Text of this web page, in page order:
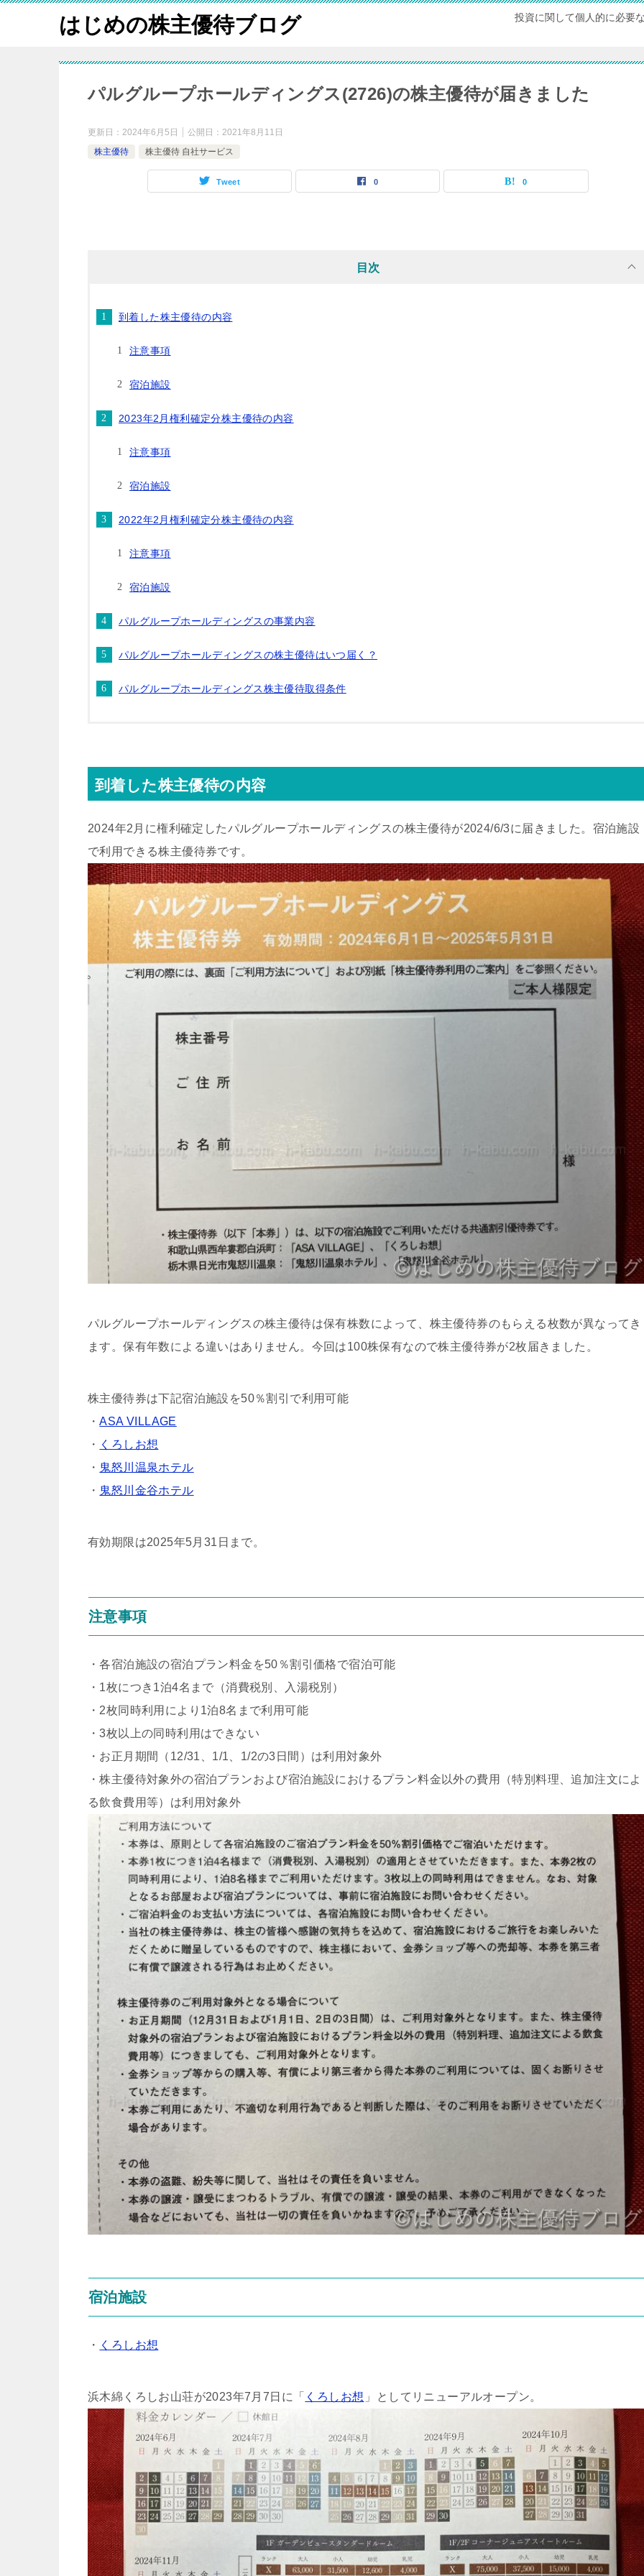
はじめの株主優待ブログ 投資に関して個人的に必要
パルグループホールディングス(2726)の株主優待が届きました
更新日： 2024年6月5日 公開日： 2021年8月11日
株主優待
株主優待 自社サービス
Tweet 0 0
目次
到着した株主優待の内容
注意事項
宿泊施設
2023年2月権利確定分株主優待の内容
注意事項
宿泊施設
2022年2月権利確定分株主優待の内容
注意事項
宿泊施設
パルグループホールディングスの事業内容
パルグループホールディングスの株主優待はいつ届く？
パルグループホールディングス株主優待取得条件
到着した株主優待の内容
2024年2月に権利確定したパルグループホールディングスの株主優待が2024/6/3に届きました。宿泊施設
で利用できる株主優待券です。
パルグループホールディングスの株主優待は保有株数によって、株主優待券のもらえる枚数が異なってき
ます。保有年数による違いはありません。今回は100株保有なので株主優待券が2枚届きました。
株主優待券は下記宿泊施設を50％割引で利用可能
・ASA VILLAGE
・ くろしお想
・ 鬼怒川温泉ホテル
・ 鬼怒川金谷ホテル
有効期限は2025年5月31日まで。
注意事項
・各宿泊施設の宿泊プラン料金を50％割引価格で宿泊可能
・1枚につき1泊4名まで（消費税別、入湯税別）
・2枚同時利用により1泊8名まで利用可能
・3枚以上の同時利用はできない
・お正月期間（12/31、1/1、1/2の3日間）は利用対象外
・株主優待対象外の宿泊プランおよび宿泊施設におけるプラン料金以外の費用（特別料理、追加注文によ
る飲食費用等）は利用対象外
宿泊施設
・ くろしお想
浜木綿くろしお山荘が2023年7月7日に「 くろしお想 」としてリニューアルオープン。